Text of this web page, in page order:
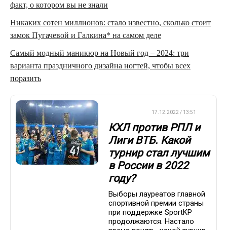
факт, о котором вы не знали
Никаких сотен миллионов: стало известно, сколько стоит
замок Пугачевой и Галкина* на самом деле
Самый модный маникюр на Новый год – 2024: три
варианта праздничного дизайна ногтей, чтобы всех
поразить
17.12.2022 / 13:51
КХЛ против РПЛ и
Лиги ВТБ. Какой
турнир стал лучшим
в России в 2022
году?
Выборы лауреатов главной
спортивной премии страны
при поддержке SportKP
продолжаются. Настало